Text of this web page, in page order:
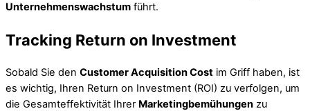
Unternehmenswachstum führt.
Tracking Return on Investment
Sobald Sie den Customer Acquisition Cost im Griff haben, ist
es wichtig, Ihren Return on Investment (ROI) zu verfolgen, um
die Gesamteffektivität Ihrer Marketingbemühungen zu